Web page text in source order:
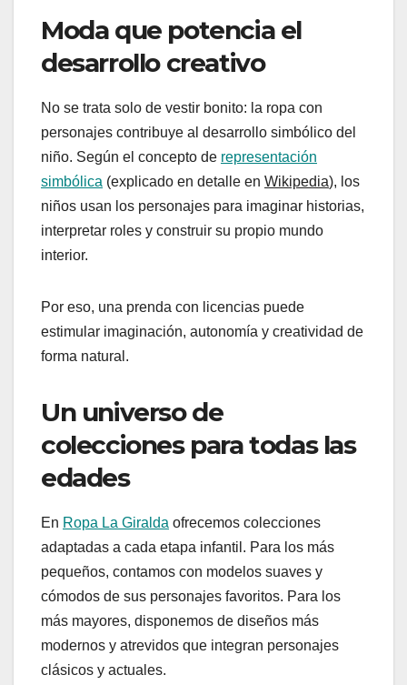
Moda que potencia el
desarrollo creativo
No se trata solo de vestir bonito: la ropa con
personajes contribuye al desarrollo simbólico del
niño. Según el concepto de representación
simbólica (explicado en detalle en Wikipedia), los
niños usan los personajes para imaginar historias,
interpretar roles y construir su propio mundo
interior.
Por eso, una prenda con licencias puede
estimular imaginación, autonomía y creatividad de
forma natural.
Un universo de
colecciones para todas las
edades
En Ropa La Giralda ofrecemos colecciones
adaptadas a cada etapa infantil. Para los más
pequeños, contamos con modelos suaves y
cómodos de sus personajes favoritos. Para los
más mayores, disponemos de diseños más
modernos y atrevidos que integran personajes
clásicos y actuales.